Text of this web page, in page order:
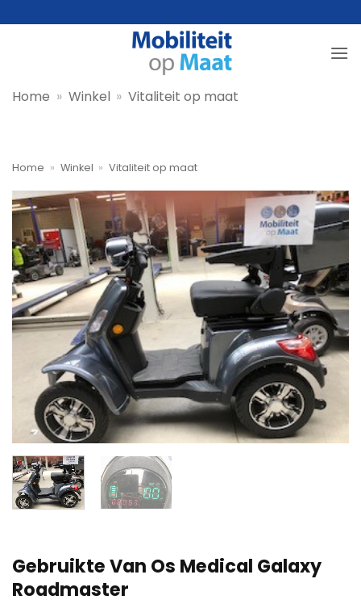
naar
Home » Winkel » Vitaliteit op maat
Home » Winkel » Vitaliteit op maat
Gebruikte Van Os Medical Galaxy
Roadmaster